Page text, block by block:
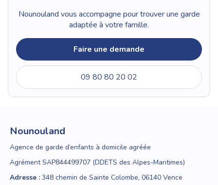
Nounouland vous accompagne pour trouver une garde
adaptée à votre famille.
Faire une demande
09 80 80 20 02
Nounouland
Agence de garde d’enfants à domicile agréée
Agrément SAP844499707 (DDETS des Alpes-Maritimes)
Adresse : 348 chemin de Sainte Colombe, 06140 Vence